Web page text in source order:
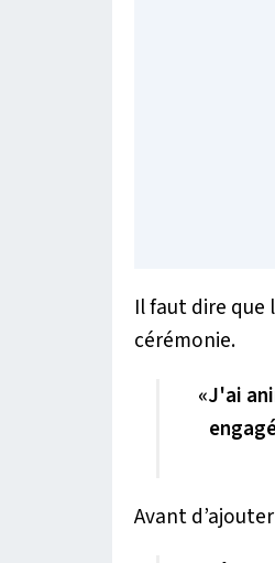
Il faut dire que
cérémonie.
«J'ai
Avant